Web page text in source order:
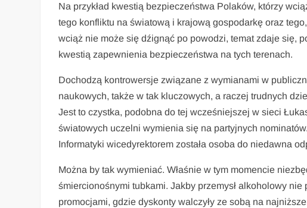
Na przykład kwestią bezpieczeństwa Polaków, którzy
tego konfliktu na światową i krajową gospodarkę oraz
wciąż nie może się dźignąć po powodzi, temat zdaje się,
kwestią zapewnienia bezpieczeństwa na tych terenach.
Dochodzą kontrowersje związane z wymianami w
naukowych, także w tak kluczowych, a raczej trudnych
Jest to czystka, podobna do tej wcześniejszej w sieci
światowych uczelni wymienia się na partyjnych
Informatyki wicedyrektorem została osoba do niedawna
Można by tak wymieniać. Właśnie w tym momencie
śmiercionośnymi tubkami. Jakby przemysł alkoholowy nie
promocjami, gdzie dyskonty walczyły ze sobą na